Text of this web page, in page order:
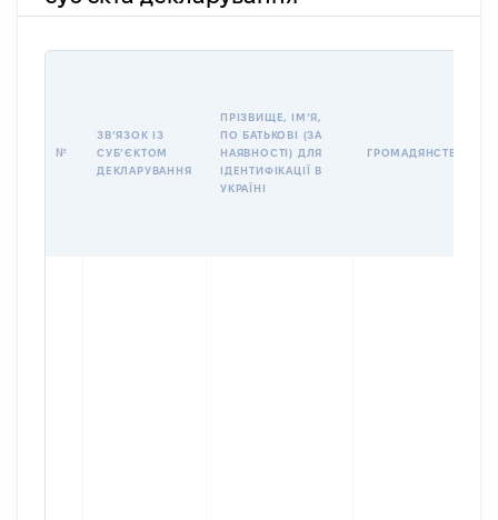
№
ЗВʼЯЗОК ІЗ
СУБʼЄКТОМ
ДЕКЛАРУВАННЯ
ПРІЗВИЩЕ, ІМʼЯ,
ПО БАТЬКОВІ (ЗА
НАЯВНОСТІ) ДЛЯ
ІДЕНТИФІКАЦІЇ В
УКРАЇНІ
ГРОМАДЯНСТВО